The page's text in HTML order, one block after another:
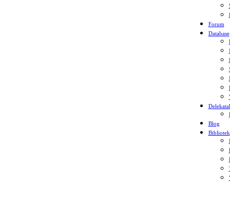
Forum
Database
Blog
Bibliotek